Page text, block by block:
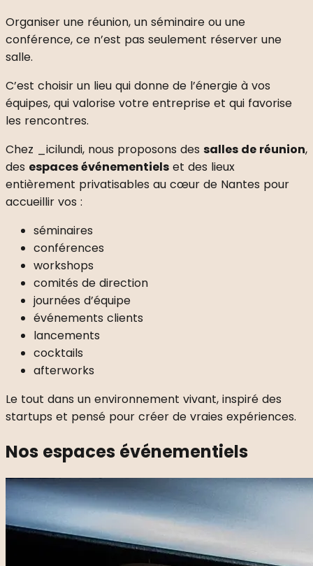
Organiser une réunion, un séminaire ou une
conférence, ce n’est pas seulement réserver une
salle.
C’est choisir un lieu qui donne de l’énergie à vos
équipes, qui valorise votre entreprise et qui favorise
les rencontres.
Chez _icilundi, nous proposons des salles de réunion,
des espaces événementiels et des lieux
entièrement privatisables au cœur de Nantes pour
accueillir vos :
séminaires
conférences
workshops
comités de direction
journées d’équipe
événements clients
lancements
cocktails
afterworks
Le tout dans un environnement vivant, inspiré des
startups et pensé pour créer de vraies expériences.
Nos espaces événementiels